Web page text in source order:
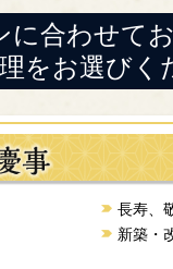
に合わせて
をお選びく
長寿、
新築・